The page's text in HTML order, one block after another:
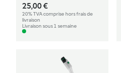
25,00 €
20% TVA comprise hors frais de
livraison
Livraison sous 1 semaine